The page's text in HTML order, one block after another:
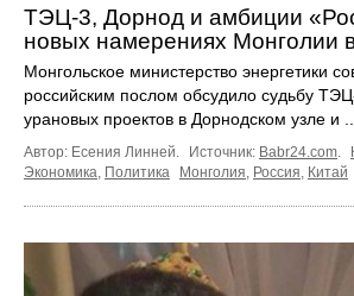
ТЭЦ-3, Дорнод и амбиции
новых намерениях Монголии в
Монгольское министерство энергетики
российским послом обсудило судьбу
урановых проектов в Дорнодском узле и
Автор: Есения Линней. Источник: Babr24.com.
Экономика, Политика Монголия, Россия, Китай